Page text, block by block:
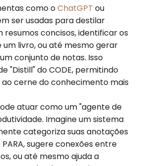
como oChatGPT ou
ser usadas para destilar
resumos concisos, identificar os
livro, ou até mesmo gerar
conjunto de notas. Isso
"Distill" do CODE, permitindo
cerne do conhecimento mais
atuar como um "agente de
Imagine um sistema
categoriza suas anotações
sugere conexões entre
ou até mesmo ajuda a